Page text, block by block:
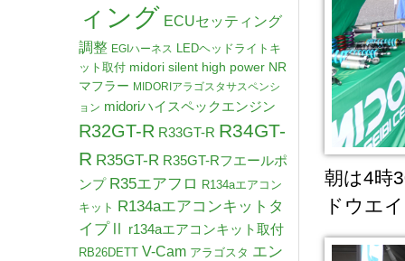
朝は4時
ドウエ
ィング ECUセッティング
調整 EGIハーネス LEDヘッドライトキ
ット取付 midori silent high power NR
マフラー MIDORIアラゴスタサスペンシ
ョン midoriハイスペックエンジン
R32GT-R R33GT-R R34GT-
R R35GT-R R35GT-Rフエールポ
ンプ R35エアフロ R134aエアコン
キット R134aエアコンキットタ
イプⅡ
r134aエアコンキット取付
RB26DETT V-Cam アラゴスタ エン